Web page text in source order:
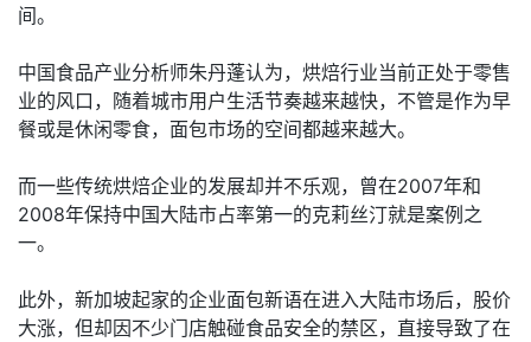
间。
中国食品产业分析师朱丹蓬认为，烘焙行业当前正处于零售
业的风口，随着城市用户生活节奏越来越快，不管是作为早
餐或是休闲零食，面包市场的空间都越来越大。
而一些传统烘焙企业的发展却并不乐观，曾在2007年和
2008年保持中国大陆市占率第一的克莉丝汀就是案例之
一。
此外，新加坡起家的企业面包新语在进入大陆市场后，股价
大涨，但却因不少门店触碰食品安全的禁区，直接导致了在